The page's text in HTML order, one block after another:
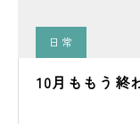
日常
10月ももう終